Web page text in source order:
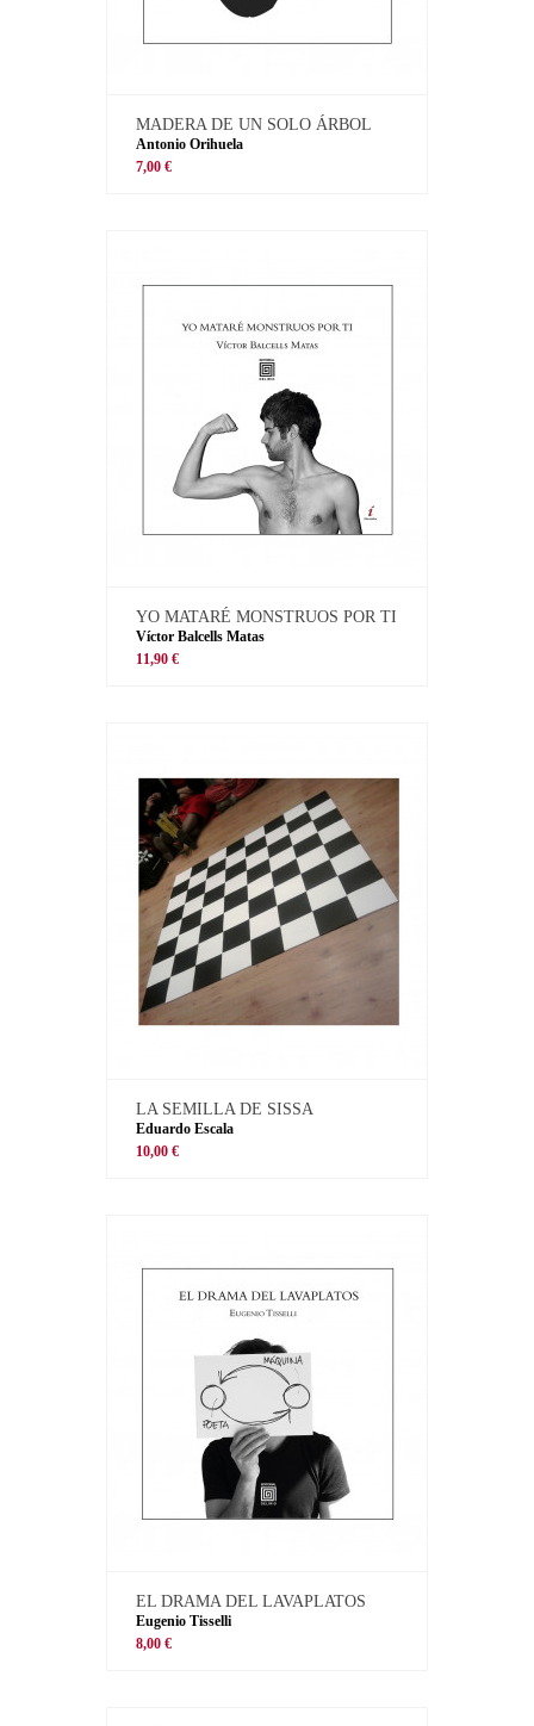
MADERA DE UN SOLO ÁRBOL
Antonio Orihuela
7,00 €
YO MATARÉ MONSTRUOS POR TI
Víctor Balcells Matas
11,90 €
LA SEMILLA DE SISSA
Eduardo Escala
10,00 €
EL DRAMA DEL LAVAPLATOS
Eugenio Tisselli
8,00 €